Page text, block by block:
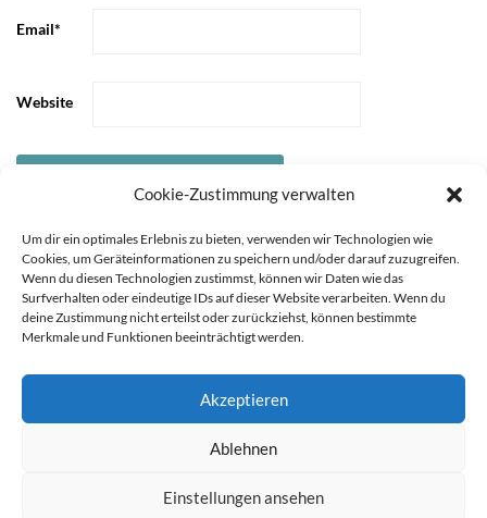
Cookie-Zustimmung verwalten
Um dir ein optimales Erlebnis zu bieten, verwenden wir Technologien wie
Cookies, um Geräteinformationen zu speichern und/oder darauf zuzugreifen.
Wenn du diesen Technologien zustimmst, können wir Daten wie das
Surfverhalten oder eindeutige IDs auf dieser Website verarbeiten. Wenn du
deine Zustimmung nicht erteilst oder zurückziehst, können bestimmte
Merkmale und Funktionen beeinträchtigt werden.
Akzeptieren
Ablehnen
Einstellungen ansehen
Email*
Website
STARTSEITE
ÜBER
KOOPERATIONEN
Sie können die Erfassung Ihrer Daten durch Google Analytics
verhindern, indem Sie auf folgenden Link klicken. Es wird ein
Opt-Out-Cookie gesetzt, der die Erfassung Ihrer Daten bei